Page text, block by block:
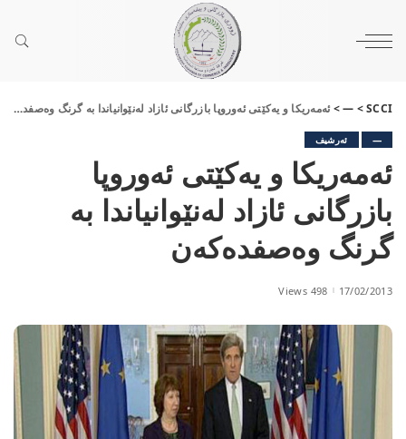
SCCI
>
—
>ئەمەریكا و یەكێتی ئەوروپا بازرگانی ئازاد لەنێوانیاندا بە گرنگ وەصفدەكەن
— ئەرشیف
ئەمەریكا و یەكێتی ئەوروپا
بازرگانی ئازاد لەنێوانیاندا بە
گرنگ وەصفدەكەن
17/02/2013
498 Views